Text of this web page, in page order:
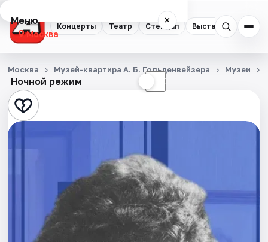
Концерты Театр Стендап Выставки
Меню ×
Москва
Концерты
Театр
Стендап
Выставки
Экскурсии
Спорт
Ночной режим ☾
Москва Музей-квартира А. Б. Гольденвейзера Музеи